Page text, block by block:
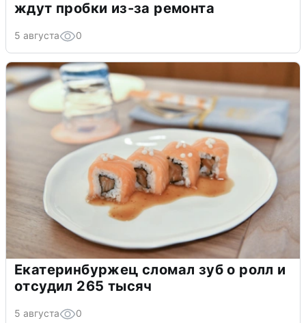
ждут пробки из-за ремонта
5 августа 0
Екатеринбуржец сломал зуб о ролл и
отсудил 265 тысяч
5 августа 0